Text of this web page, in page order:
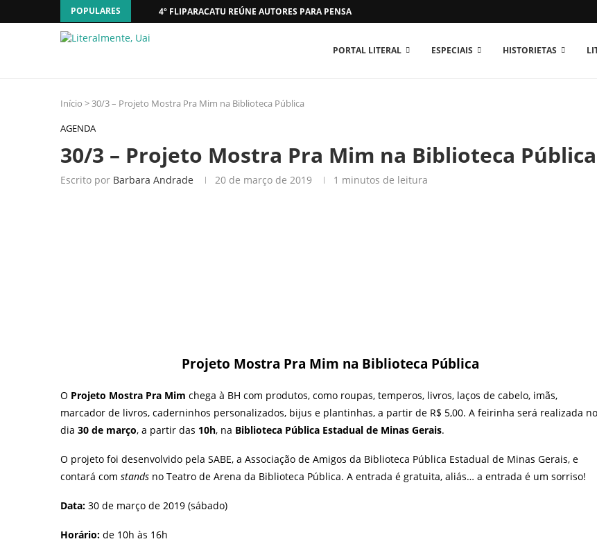
POPULARES 4º FLIPARACATU REÚNE AUTORES PARA PENSAR O MUNDO...
PORTAL LITERAL ESPECIAIS HISTORIETAS
Início >30/3 – Projeto Mostra Pra Mim na Biblioteca Pública
AGENDA
30/3 – Projeto Mostra Pra Mim na Biblioteca Pública
Escrito por Barbara Andrade 20 de março de 2019 1 minutos de leitura
Projeto Mostra Pra Mim na Biblioteca Pública
O Projeto Mostra Pra Mim chega à BH com produtos, como roupas, temperos, livros, laços de cabelo, imãs,
marcador de livros, caderninhos personalizados, bijus e plantinhas, a partir de R$ 5,00. A feirinha será realizada no
dia 30 de março, a partir das 10h, na Biblioteca Pública Estadual de Minas Gerais.
O projeto foi desenvolvido pela SABE, a Associação de Amigos da Biblioteca Pública Estadual de Minas Gerais, e
contará com stands no Teatro de Arena da Biblioteca Pública. A entrada é gratuita, aliás… a entrada é um sorriso!
Data: 30 de março de 2019 (sábado)
Horário: de 10h às 16h